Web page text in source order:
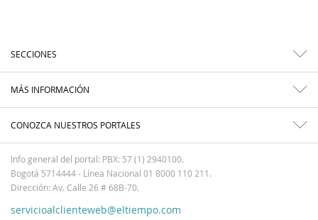
SECCIONES
MÁS INFORMACIÓN
CONOZCA NUESTROS PORTALES
Info general del portal: PBX: 57 (1) 2940100.
Bogotá 5714444 - Línea Nacional 01 8000 110 211.
Dirección: Av. Calle 26 # 68B-70.
servicioalclienteweb@eltiempo.com